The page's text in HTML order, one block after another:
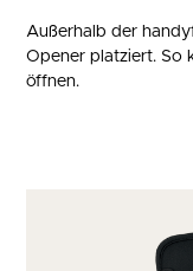
Außerhalb der
Opener platziert. So
öffnen.